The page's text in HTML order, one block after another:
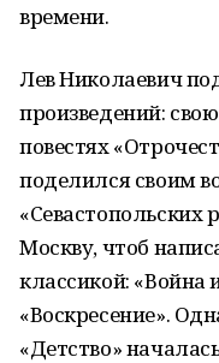
времени.
Лев Николаевич
произведений:
повестях
поделился своим
«Севастопольских
Москву, чтоб
классикой: «Война
«Воскресение».
«Детство»